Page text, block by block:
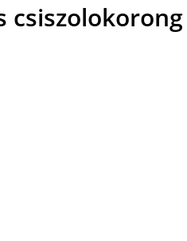
csiszolokorong